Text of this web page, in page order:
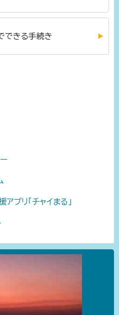
できる手続き
プリ「チャイまる」